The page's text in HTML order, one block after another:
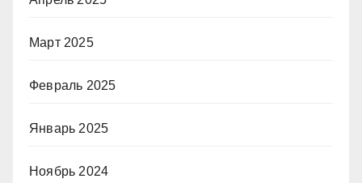
Март 2025
Февраль 2025
Январь 2025
Ноябрь 2024